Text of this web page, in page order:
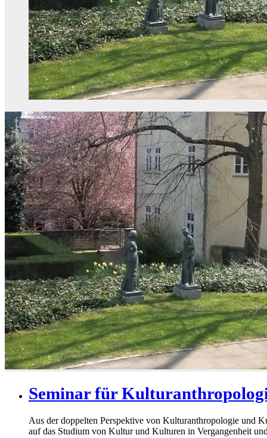
Seminar für
Aus der doppelten Perspektive von Kulturanthropologie und
auf das Studium von Kultur und Kulturen in Vergangenheit